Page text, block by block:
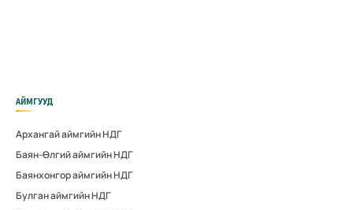
АЙМГУУД
Архангай аймгийн НДГ
Баян-Өлгий аймгийн НДГ
Баянхонгор аймгийн НДГ
Булган аймгийн НДГ